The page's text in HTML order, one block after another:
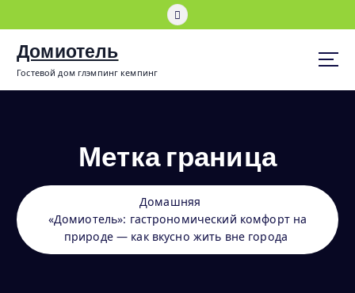
т
Домиотель
Гостевой дом глэмпинг кемпинг
Метка граница
Домашняя
«Домиотель»: гастрономический комфорт на
природе — как вкусно жить вне города